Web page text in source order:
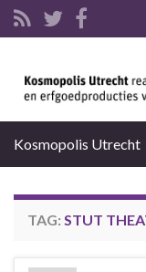
Kosmopolis Utrecht
TAG: STUT